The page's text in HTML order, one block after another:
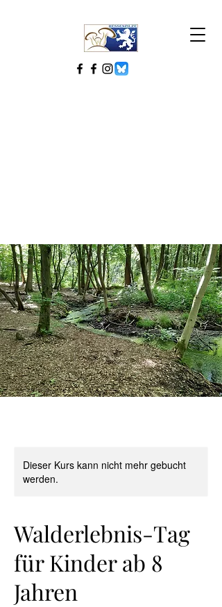
Dieser Kurs kann nicht mehr gebucht
werden.
Walderlebnis-Tag
für Kinder ab 8
Jahren